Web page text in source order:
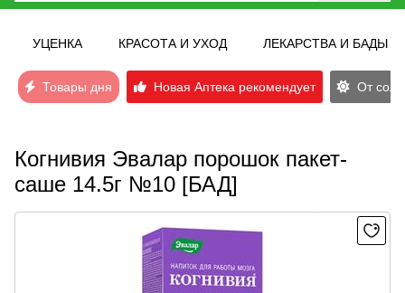
УЦЕНКА КРАСОТА И УХОД ЛЕКАРСТВА И БАДЫ
Товары дня Новая Аптека рекомендует От
Когнивия Эвалар порошок пакет-
саше 14.5г №10 [БАД]